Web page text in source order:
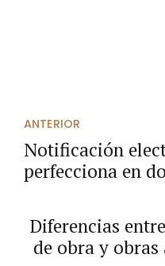
ANTERIOR
Notificación
perfecciona en
Diferencias
de obra y obras